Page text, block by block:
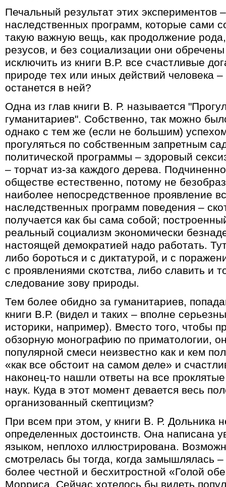
Печальный результат этих экспериментов
наследственных программ, которые сами
такую важную вещь, как продолжение
резусов, и без социализации они
исключить из книги В.Р. все счастливые
природе тех или иных действий человека –
останется в ней?
Одна из глав книги В. Р. называется
гуманитариев". Собственно, так можно
однако с тем же (если не большим)
прогуляться по собственным запретным
политической программы – здоровый
– торчат из-за каждого дерева.
обществе естественно, потому не
наиболее непосредственное проявление
наследственных программ поведения –
получается как бы сама собой;
реальный социализм экономически
настоящей демократией надо работать.
либо бороться и с диктатурой, и с
с проявлениями скотства, либо славить и
следование зову природы.
Тем более обидно за гуманитариев,
книги В.Р. (видел и таких – вполне
историки, например). Вместо того, чтобы
обзорную монографию по приматологии,
популярной смеси неизвестно как и кем
«как все обстоит на самом деле» и
наконец-то нашли ответы на все
наук. Куда в этот момент девается весь
организованный скептицизм?
При всем при этом, у книги В. Р. Дольника
определенных достоинств. Она написана
языком, неплохо иллюстрирована.
смотрелась бы тогда, когда замышлялась
более честной и бесхитростной «Голой
Морриса. Сейчас хотелось бы видеть